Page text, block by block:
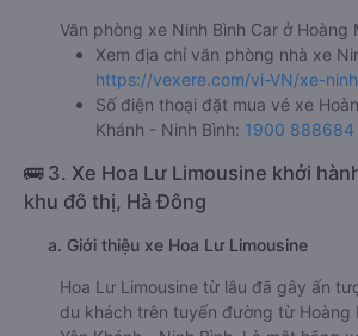
Văn phòng xe Ninh Bình Car ở Hoàng
Xem địa chỉ văn phòng nhà xe
https://vexere.com/vi-VN/xe-
Số điện thoại đặt mua vé xe
Khánh - Ninh Bình: 1900 888684
🚌 3. Xe Hoa Lư Limousine khởi
khu đô thị, Hà Đông
a. Giới thiệu xe Hoa Lư Limousine
Hoa Lư Limousine từ lâu đã gây ấn
du khách trên tuyến đường từ Hoàng